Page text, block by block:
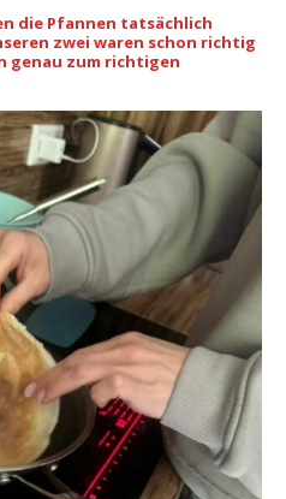
die Pfannen tatsächlich
zwei waren schon richtig
genau zum richtigen